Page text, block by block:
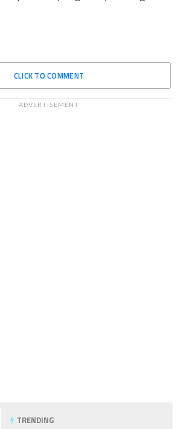
CLICK TO COMMENT
ADVERTISEMENT
TRENDING